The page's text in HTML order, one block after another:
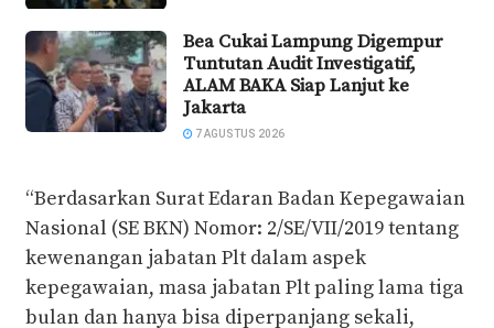
Bea Cukai Lampung Digempur
Tuntutan Audit Investigatif,
ALAM BAKA Siap Lanjut ke
Jakarta
7 AGUSTUS 2026
“Berdasarkan Surat Edaran Badan Kepegawaian
Nasional (SE BKN) Nomor: 2/SE/VII/2019 tentang
kewenangan jabatan Plt dalam aspek
kepegawaian, masa jabatan Plt paling lama tiga
bulan dan hanya bisa diperpanjang sekali,